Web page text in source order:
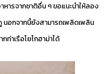
ารจากชาติอื่น ๆ ขอแนะนำให้ลอง
นอกจากนี้ยังสามารถเพลิดเพลิน
าเรือโยโกฮาม่าได้